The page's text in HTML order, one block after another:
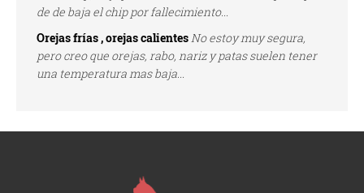
de de baja el chip por fallecimiento...
Orejas frías , orejas calientesNo estoy muy segura,
pero creo que orejas, rabo, nariz y patas suelen tener
una temperatura mas baja...